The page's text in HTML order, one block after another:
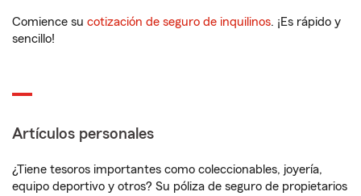
Comience su cotización de seguro de inquilinos. ¡Es rápido y
sencillo!
Artículos personales
¿Tiene tesoros importantes como coleccionables, joyería,
equipo deportivo y otros? Su póliza de seguro de propietarios